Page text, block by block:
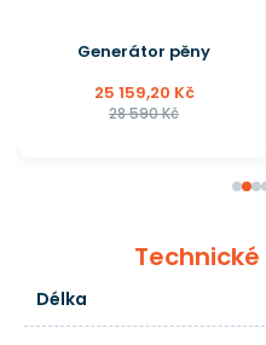
Generátor pěny
25 159,20 Kč
28 590 Kč
Technické
Délka